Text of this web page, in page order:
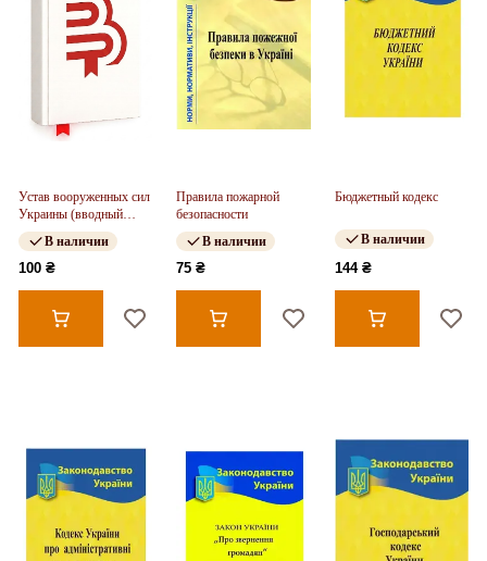
Устав вооруженных сил
Украины (вводный
курс). По программе
БЗВПВ наличии
100 ₴
Правила пожарной
безопасности
В наличии
75 ₴
Бюджетный кодекс
В наличии
144 ₴